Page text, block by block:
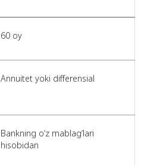
60 oy
Annuitet yoki differensial
Bankning o‘z mablag‘lari
hisobidan